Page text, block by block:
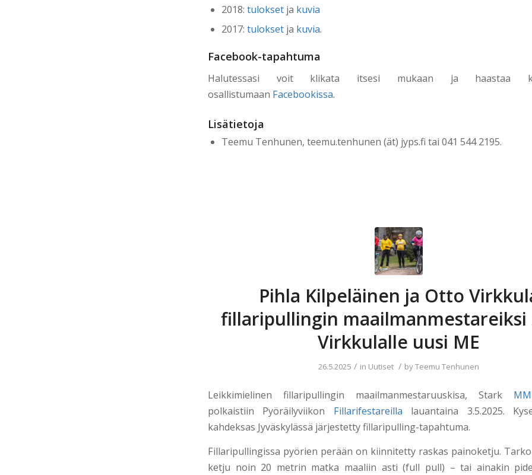
2018:tulokset ja kuvia
2017:tulokset ja kuvia.
Facebook-tapahtuma
Halutessasi voit klikata itsesi mukaan ja haastaa
osallistumaan Facebookissa.
Lisätietoja
Teemu Tenhunen, teemu.tenhunen (ät) jyps.fi tai 041 544 2195.
Pihla Kilpeläinen ja Otto
fillaripullingin maailmanmestareiksi
Virkkulalle uusi ME
26.5.2025 / in Uutiset / byTeemu Tenhunen
Leikkimielinen fillaripullingin maailmanmestaruuskisa, StarkMM-
polkaistiin Pyöräilyviikon Fillarifestareilla lauantaina 3.5.2025.
kahdeksas Jyväskylässä järjestetty fillaripulling-tapahtuma.
Fillaripullingissa pyörien perään on kiinnitetty raskas painoketju.
ketju noin 20 metrin matka maaliin asti (full pull) – tai ainakin